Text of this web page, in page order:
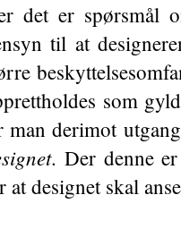
det er spørsmål
til at
som
man derimot
. Der denne
at designet skal